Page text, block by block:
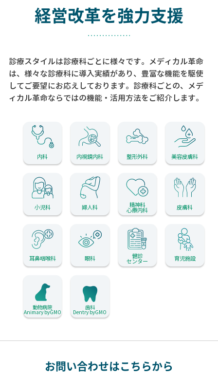
経営改革を強力支援
診療スタイルは診療科ごとに様々です。メディカル革命
は、様々な診療科に導入実績があり、 豊富な機能を駆使
してご要望にお応えしております。 診療科ごとの、メデ
ィカル革命ならではの機能・活用方法をご紹介します。
内科 内視鏡内科 整形外科 美容皮膚科
小児科 婦人科 精神科
心療内科 皮膚科
耳鼻咽喉科 眼科 健診
センター 育児施設
動物病院
Animary byGMO
歯科
Dentry byGMO
お問い合わせはこちらから